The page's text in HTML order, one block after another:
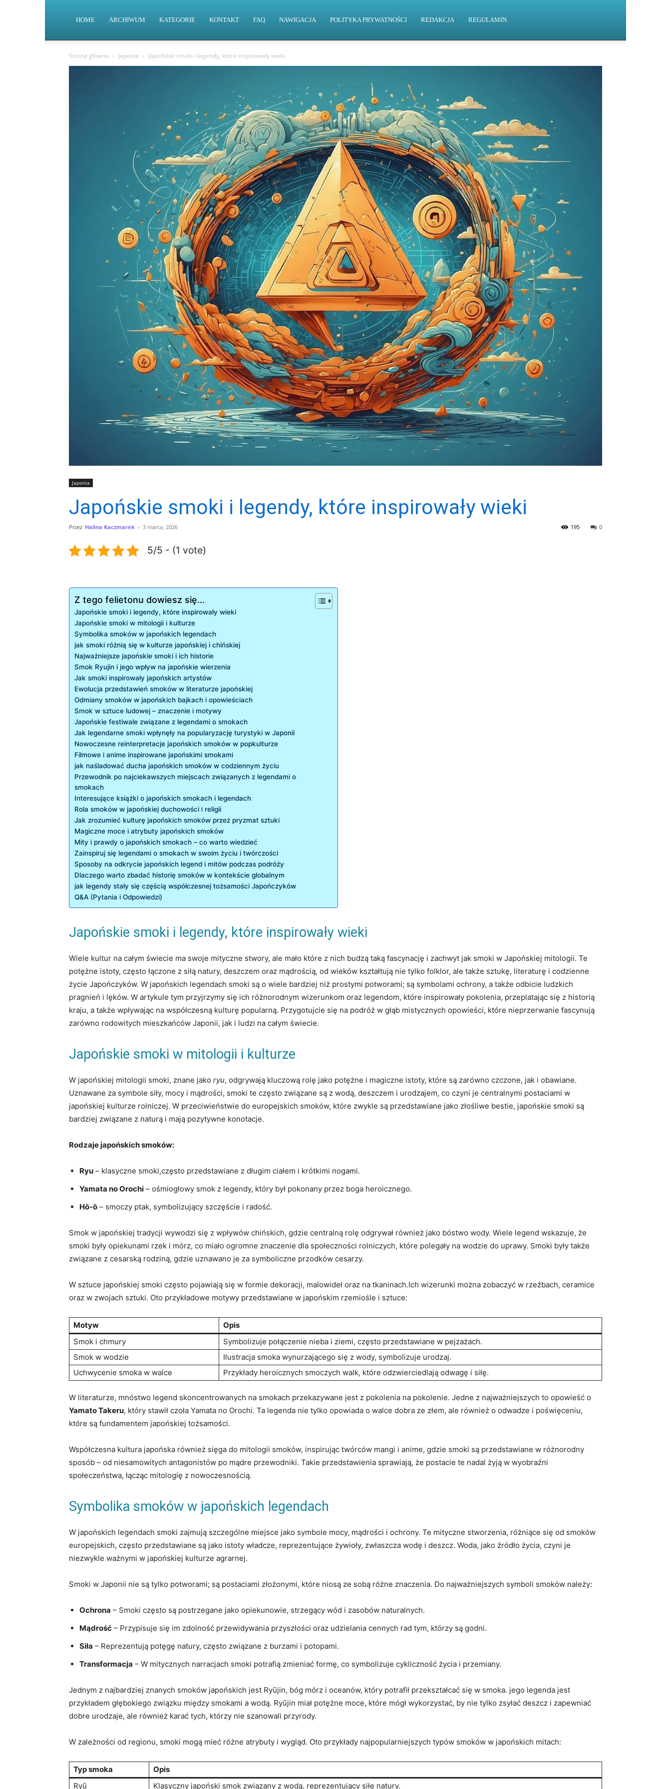
HOME ARCHIWUM KATEGORIE KONTAKT FAQ NAWIGACJA POLITYKA PRYWATNOŚCI REDAKCJA REGULAMIN
Strona główna Japonia Japońskie smoki i legendy, które inspirowały wieki
Japonia
Japońskie smoki i legendy, które inspirowały wieki
Przez Halina Kaczmarek - 3 marca, 2026 0
195
5/5 - (1 vote)
Z tego felietonu dowiesz się...
Japońskie smoki i legendy, które inspirowały wieki
Japońskie smoki w mitologii i kulturze
Symbolika smoków w japońskich legendach
jak smoki różnią się w kulturze japońskiej i chińskiej
Najważniejsze japońskie smoki i ich historie
Smok Ryujin i jego wpływ na japońskie wierzenia
Jak smoki inspirowały japońskich artystów
Ewolucja przedstawień smoków w literaturze japońskiej
Odmiany smoków w japońskich bajkach i opowieściach
Smok w sztuce ludowej – znaczenie i motywy
Japońskie festiwale związane z legendami o smokach
Jak legendarne smoki wpłynęły na popularyzację turystyki w Japonii
Nowoczesne reinterpretacje japońskich smoków w popkulturze
Filmowe i anime inspirowane japońskimi smokami
jak naśladować ducha japońskich smoków w codziennym życiu
Przewodnik po najciekawszych miejscach związanych z legendami o
smokach
Interesujące książki o japońskich smokach i legendach
Rola smoków w japońskiej duchowości i religii
Jak zrozumieć kulturę japońskich smoków przez pryzmat sztuki
Magiczne moce i atrybuty japońskich smoków
Mity i prawdy o japońskich smokach – co warto wiedzieć
Zainspiruj się legendami o smokach w swoim życiu i twórczości
Sposoby na odkrycie japońskich legend i mitów podczas podróży
Dlaczego warto zbadać historię smoków w kontekście globalnym
jak legendy stały się częścią współczesnej tożsamości Japończyków
Q&A (Pytania i Odpowiedzi)
Japońskie smoki i legendy, które inspirowały wieki
Wiele kultur na całym świecie ma swoje mityczne stwory, ale mało które z nich budzą taką fascynację i zachwyt jak smoki w Japońskiej mitologii. Te
potężne istoty, często łączone z siłą natury, deszczem oraz mądrością, od wieków kształtują nie tylko folklor, ale także sztukę, literaturę i codzienne
życie Japończyków. W japońskich legendach smoki są o wiele bardziej niż prostymi potworami; są symbolami ochrony, a także odbicie ludzkich
pragnień i lęków. W artykule tym przyjrzymy się ich różnorodnym wizerunkom oraz legendom, które inspirowały pokolenia, przeplatając się z historią
kraju, a także wpływając na współczesną kulturę popularną. Przygotujcie się na podróż w głąb mistycznych opowieści, które nieprzerwanie fascynują
zarówno rodowitych mieszkańców Japonii, jak i ludzi na całym świecie.
Japońskie smoki w mitologii i kulturze
W japońskiej mitologii smoki, znane jako ryu, odgrywają kluczową rolę jako potężne i magiczne istoty, które są zarówno czczone, jak i obawiane.
Uznawane za symbole siły, mocy i mądrości, smoki te często związane są z wodą, deszczem i urodzajem, co czyni je centralnymi postaciami w
japońskiej kulturze rolniczej. W przeciwieństwie do europejskich smoków, które zwykle są przedstawiane jako złośliwe bestie, japońskie smoki są
bardziej związane z naturą i mają pozytywne konotacje.
Rodzaje japońskich smoków:
Ryu – klasyczne smoki,często przedstawiane z długim ciałem i krótkimi nogami.
Yamata no Orochi – ośmiogłowy smok z legendy, który był pokonany przez boga heroicznego.
Hō-ō – smoczy ptak, symbolizujący szczęście i radość.
Smok w japońskiej tradycji wywodzi się z wpływów chińskich, gdzie centralną rolę odgrywał również jako bóstwo wody. Wiele legend wskazuje, że
smoki były opiekunami rzek i mórz, co miało ogromne znaczenie dla społeczności rolniczych, które polegały na wodzie do uprawy. Smoki były także
związane z cesarską rodziną, gdzie uznawano je za symboliczne przodków cesarzy.
W sztuce japońskiej smoki często pojawiają się w formie dekoracji, malowideł oraz na tkaninach.Ich wizerunki można zobaczyć w rzeźbach, ceramice
oraz w zwojach sztuki. Oto przykładowe motywy przedstawiane w japońskim rzemiośle i sztuce:
Motyw
Opis
Smok i chmury
Symbolizuje połączenie nieba i ziemi, często przedstawiane w pejzażach.
Smok w wodzie
Ilustracja smoka wynurzającego się z wody, symbolizuje urodzaj.
Uchwycenie smoka w walce
Przykłady heroicznych smoczych walk, które odzwierciedlają odwagę i siłę.
W literaturze, mnóstwo legend skoncentrowanych na smokach przekazywane jest z pokolenia na pokolenie. Jedne z najważniejszych to opowieść o
Yamato Takeru, który stawił czoła Yamata no Orochi. Ta legenda nie tylko opowiada o walce dobra ze złem, ale również o odwadze i poświęceniu,
które są fundamentem japońskiej tożsamości.
Współczesna kultura japońska również sięga do mitologii smoków, inspirując twórców mangi i anime, gdzie smoki są przedstawiane w różnorodny
sposób – od niesamowitych antagonistów po mądre przewodniki. Takie przedstawienia sprawiają, że postacie te nadal żyją w wyobraźni
społeczeństwa, łącząc mitologię z nowoczesnością.
Symbolika smoków w japońskich legendach
W japońskich legendach smoki zajmują szczególne miejsce jako symbole mocy, mądrości i ochrony. Te mityczne stworzenia, różniące się od smoków
europejskich, często przedstawiane są jako istoty władcze, reprezentujące żywioły, zwłaszcza wodę i deszcz. Woda, jako źródło życia, czyni je
niezwykle ważnymi w japońskiej kulturze agrarnej.
Smoki w Japonii nie są tylko potworami; są postaciami złożonymi, które niosą ze sobą różne znaczenia. Do najważniejszych symboli smoków należy:
Ochrona – Smoki często są postrzegane jako opiekunowie, strzegący wód i zasobów naturalnych.
Mądrość – Przypisuje się im zdolność przewidywania przyszłości oraz udzielania cennych rad tym, którzy są godni.
Siła – Reprezentują potęgę natury, często związane z burzami i potopami.
Transformacja – W mitycznych narracjach smoki potrafią zmieniać formę, co symbolizuje cykliczność życia i przemiany.
Jednym z najbardziej znanych smoków japońskich jest Ryūjin, bóg mórz i oceanów, który potrafił przekształcać się w smoka. jego legenda jest
przykładem głębokiego związku między smokami a wodą. Ryūjin miał potężne moce, które mógł wykorzystać, by nie tylko zsyłać deszcz i zapewniać
dobre urodzaje, ale również karać tych, którzy nie szanowali przyrody.
W zależności od regionu, smoki mogą mieć różne atrybuty i wygląd. Oto przykłady najpopularniejszych typów smoków w japońskich mitach:
Typ smoka
Opis
Ryū
Klasyczny japoński smok związany z wodą, reprezentujący siłę natury.